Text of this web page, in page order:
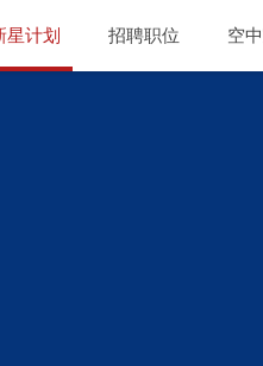
星计划 招聘职位 空